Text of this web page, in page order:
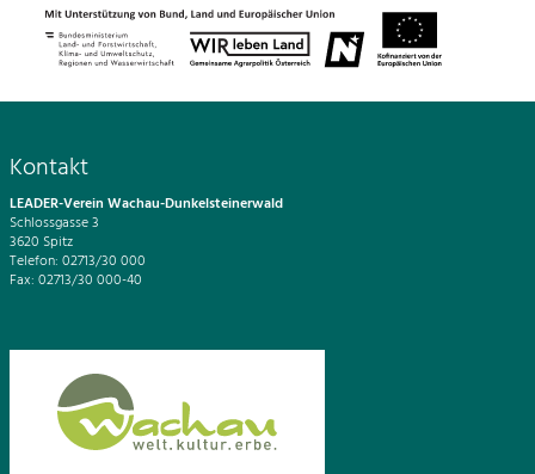
Kontakt
LEADER-Verein Wachau-Dunkelsteinerwald
Schlossgasse 3
3620 Spitz
Telefon: 02713/30 000
Fax: 02713/30 000-40